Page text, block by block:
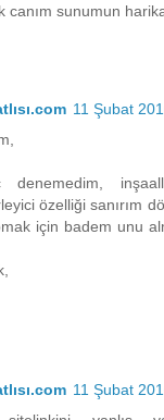
canım sunumun
11 Şubat
denemedim,
özelliği sanırım
için badem unu
11 Şubat